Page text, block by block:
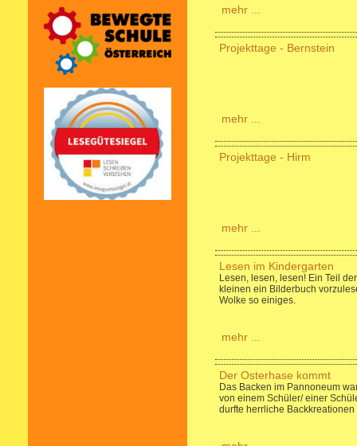
mehr ...
Projekttage - Bernstein
mehr ...
Projekttage - Hirm
mehr ...
Lesen im Kindergarten
Lesen, lesen, lesen! Ein Teil
kleinen ein Bilderbuch
Wolke so einiges.
mehr ...
Der Osterhase kommt
Das Backen im Pannoneum
von einem Schüler/ einer
durfte herrliche